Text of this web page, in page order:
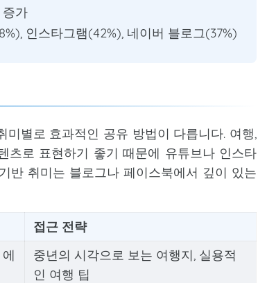
가
인스타그램(42%), 네이버 블로그(37%)
별로 효과적인 공유 방법이 다릅니다. 여행,
츠로 표현하기 좋기 때문에 유튜브나 인스타
반 취미는 블로그나 페이스북에서 깊이 있는
접근 전략
중년의 시각으로 보는 여행지, 실용적
인 여행 팁